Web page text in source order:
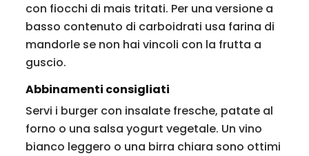
con fiocchi di mais tritati. Per una versione a
basso contenuto di carboidrati usa farina di
mandorle se non hai vincoli con la frutta a
guscio.
Abbinamenti consigliati
Servi i burger con insalate fresche, patate al
forno o una salsa yogurt vegetale. Un vino
bianco leggero o una birra chiara sono ottimi